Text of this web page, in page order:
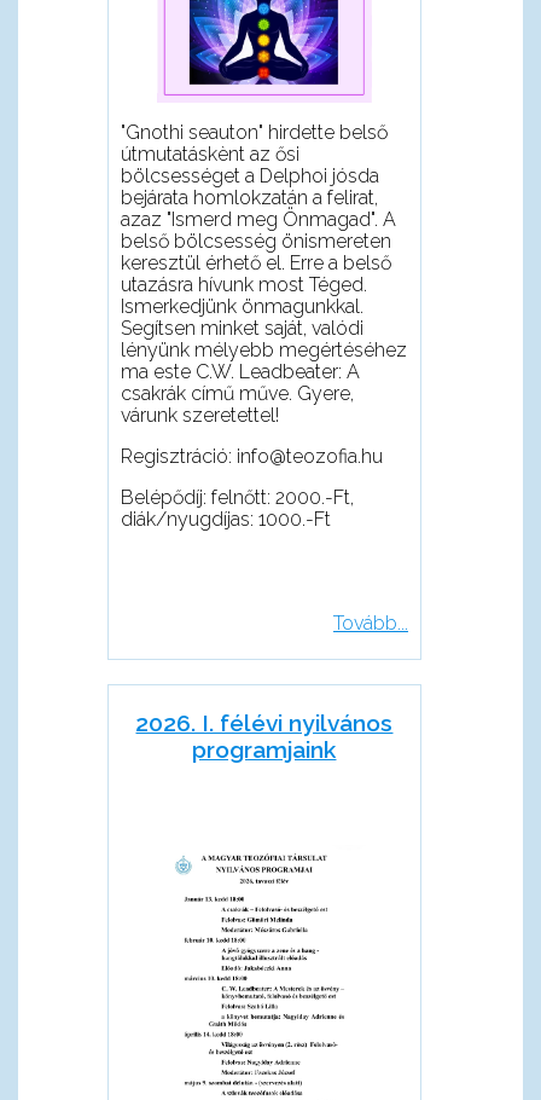
"Gnothi seauton" hirdette belső
útmutatáskènt az ősi
bölcsességet a Delphoi jósda
bejárata homlokzatán a felirat,
azaz "Ismerd meg Önmagad". A
belső bölcsesség önismereten
keresztül érhető el. Erre a belső
utazásra hívunk most Téged.
Ismerkedjünk önmagunkkal.
Segítsen minket saját, valódi
lényünk mélyebb megértéséhez
ma este C.W. Leadbeater: A
csakrák című műve. Gyere,
várunk szeretettel!
Regisztráció: info@teozofia.hu
Belépődíj: felnőtt: 2000.-Ft,
diák/nyugdíjas: 1000.-Ft
Tovább...
2026. I. félévi nyilvános
programjaink